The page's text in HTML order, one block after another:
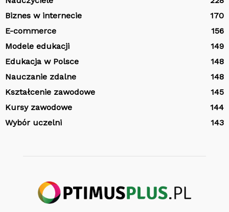
Biznes w internecie
170
E-commerce
156
Modele edukacji
149
Edukacja w Polsce
148
Nauczanie zdalne
148
Kształcenie zawodowe
145
Kursy zawodowe
144
Wybór uczelni
143